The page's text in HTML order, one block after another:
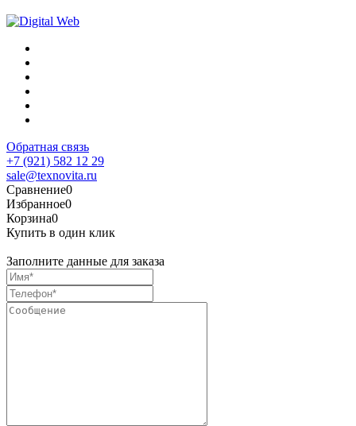
Обратная связь
+7 (921) 582 12 29
sale@texnovita.ru
Сравнение0
Избранное0
Корзина0
Купить в один клик
Заполните данные для заказа